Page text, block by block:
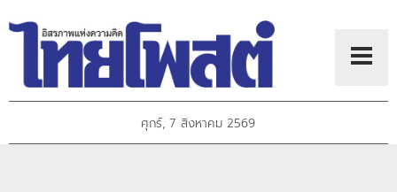
ศุกร์, 7 สิงหาคม 2569